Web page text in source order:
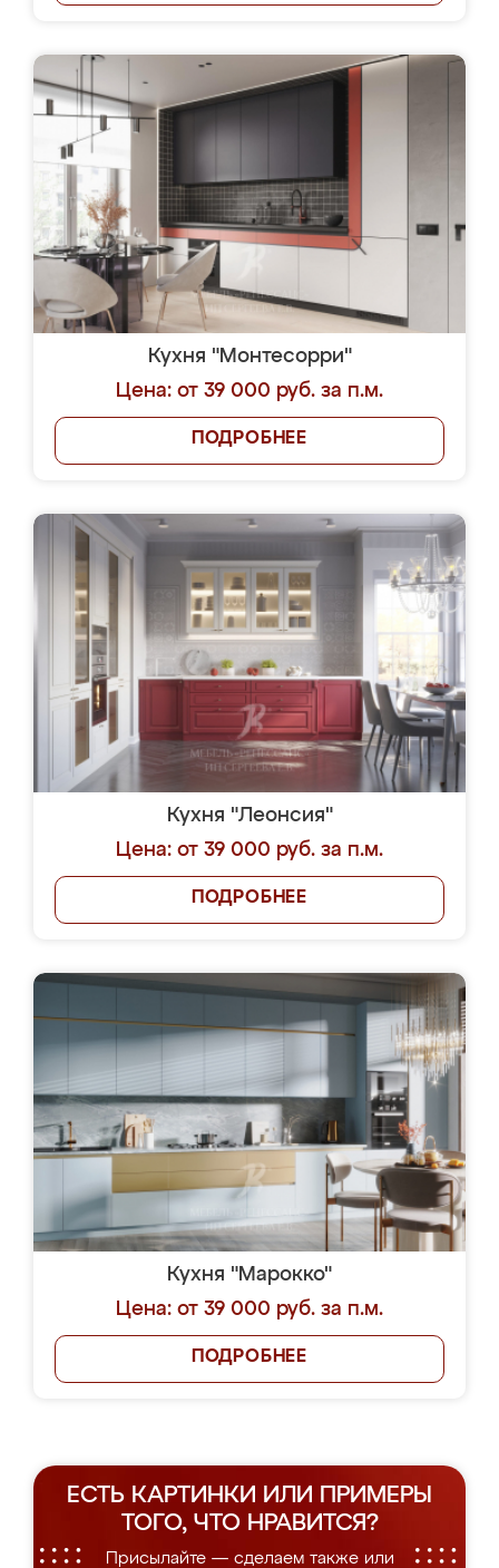
Кухня "Монтесорри"
Цена: от 39 000 руб. за п.м.
ПОДРОБНЕЕ
Кухня "Леонсия"
Цена: от 39 000 руб. за п.м.
ПОДРОБНЕЕ
Кухня "Марокко"
Цена: от 39 000 руб. за п.м.
ПОДРОБНЕЕ
ЕСТЬ КАРТИНКИ ИЛИ ПРИМЕРЫ
ТОГО, ЧТО НРАВИТСЯ?
Присылайте — сделаем также или